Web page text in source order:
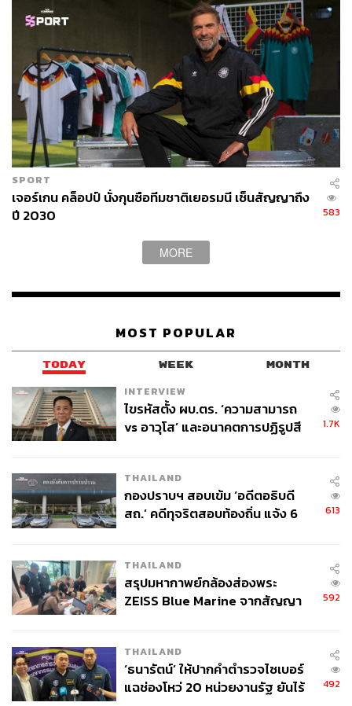
SPORT
เจอร์เกน คล็อปป์ นั่งกุนซือทีมชาติเยอรมนี เซ็นสัญญาถึง
ปี 2030
583
MORE
MOST POPULAR
TODAY WEEK MONTH
INTERVIEW
ไขรหัสตั้ง ผบ.ตร. ‘ความสามารถ
vs อาวุโส’ และอนาคตการปฏิรูปสี
1.7K
THAILAND
กองปราบฯ สอบเข้ม ‘อดีตอธิบดี
สถ.’ คดีทุจริตสอบท้องถิ่น แจ้ง 6
613
THAILAND
สรุปมหากาพย์กล้องส่องพระ
ZEISS Blue Marine จากสัญญา
จ่ายหนี้-แอบระบุแบรนด์
592
THAILAND
‘ธนารัตน์’ ให้ปากคำตำรวจไซเบอร์
แฉช่องโหว่ 20 หน่วยงานรัฐ ยันไร้
492